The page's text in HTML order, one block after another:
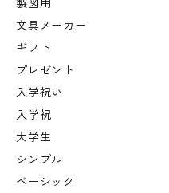
製図用
文具メーカー
ギフト
プレゼント
入学祝い
入学祝
大学生
シンプル
ベーシック